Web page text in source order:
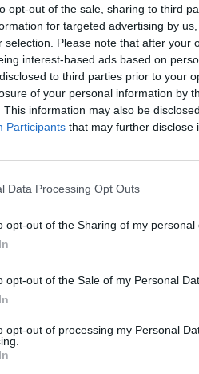
opt-out of the sale, sharing to third
for targeted advertising by
selection. Please note that after your
interest-based ads based on
to third parties prior to your
of your personal information by
This information may also be
Participants that may further disclose
Data Processing Opt Outs
opt-out of the Sharing of my personal
opt-out of the Sale of my Personal
opt-out of processing my Personal